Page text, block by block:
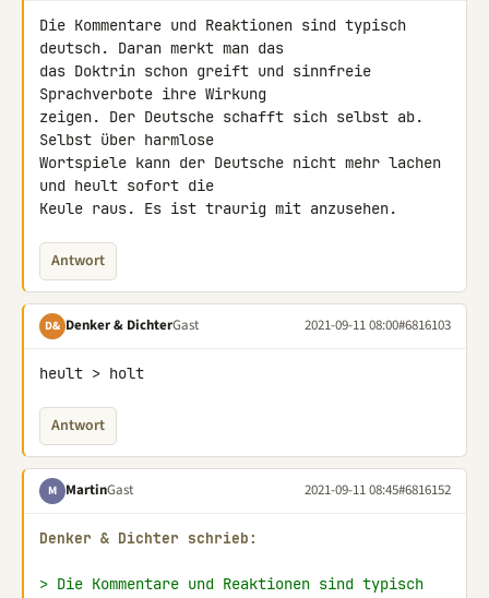
Die Kommentare und Reaktionen sind typisch
deutsch. Daran merkt man das
das Doktrin schon greift und sinnfreie
Sprachverbote ihre Wirkung
zeigen. Der Deutsche schafft sich selbst ab.
Selbst über harmlose
Wortspiele kann der Deutsche nicht mehr lachen
und heult sofort die
Keule raus. Es ist traurig mit anzusehen.
Antwort
D& Denker & DichterGast 2021-09-11 08:00#6816103
heult > holt
Antwort
M MartinGast 2021-09-11 08:45#6816152
Denker & Dichter schrieb:
> Die Kommentare und Reaktionen sind typisch